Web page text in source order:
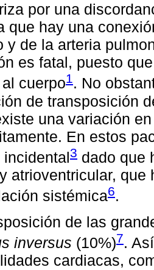
por una
que hay una
y de la arteria
es fatal, puesto
cuerpo1. No
de transposición
una variación
En estos
3 dado que
atrioventricular,
sistémica6.
de las
inversus (10%)7.
cardiacas,